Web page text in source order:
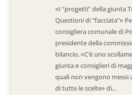
«I “progetti” della giunta
Questioni di “facciata”»
consigliera comunale di
presidente della
bilancio, «C’è uno
giunta e consiglieri di
quali non vengono messi
di tutte le scelte» di...